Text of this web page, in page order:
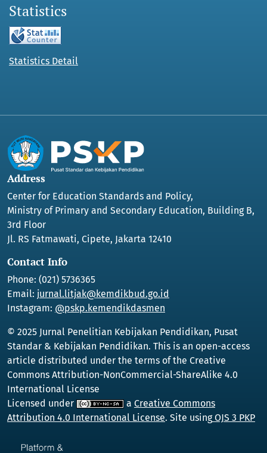
Statistics
Statistics Detail
Address
Center for Education Standards and Policy,
Ministry of Primary and Secondary Education, Building B,
3rd Floor
Jl. RS Fatmawati, Cipete, Jakarta 12410
Contact Info
Phone: (021) 5736365
Email: jurnal.litjak@kemdikbud.go.id
Instagram: @pskp.kemendikdasmen
© 2025 Jurnal Penelitian Kebijakan Pendidikan, Pusat
Standar & Kebijakan Pendidikan. This is an open-access
article distributed under the terms of the Creative
Commons Attribution-NonCommercial-ShareAlike 4.0
International License
Licensed under
a Creative Commons
Attribution 4.0 International License. Site usingOJS 3 PKP